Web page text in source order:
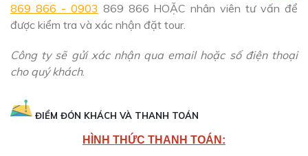
869 866 - 0903 869 866 HOẶC nhân viên tư vấn để
được kiểm tra và xác nhận đặt tour.
Công ty sẽ gửi xác nhận qua email hoặc số điện thoại
cho quý khách.
ĐIỂM ĐÓN KHÁCH VÀ THANH TOÁN
HÌNH THỨC THANH TOÁN: